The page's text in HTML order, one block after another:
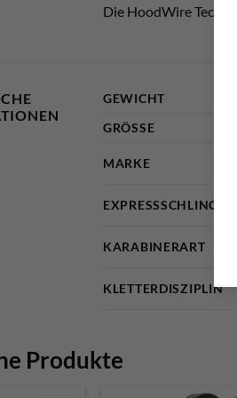
Die HoodWire
GEWICHT
GRÖSSE
MARKE
EXPRESSSCHLINGEN
KARABINERART
KLETTERDISZIPLIN
Produkte